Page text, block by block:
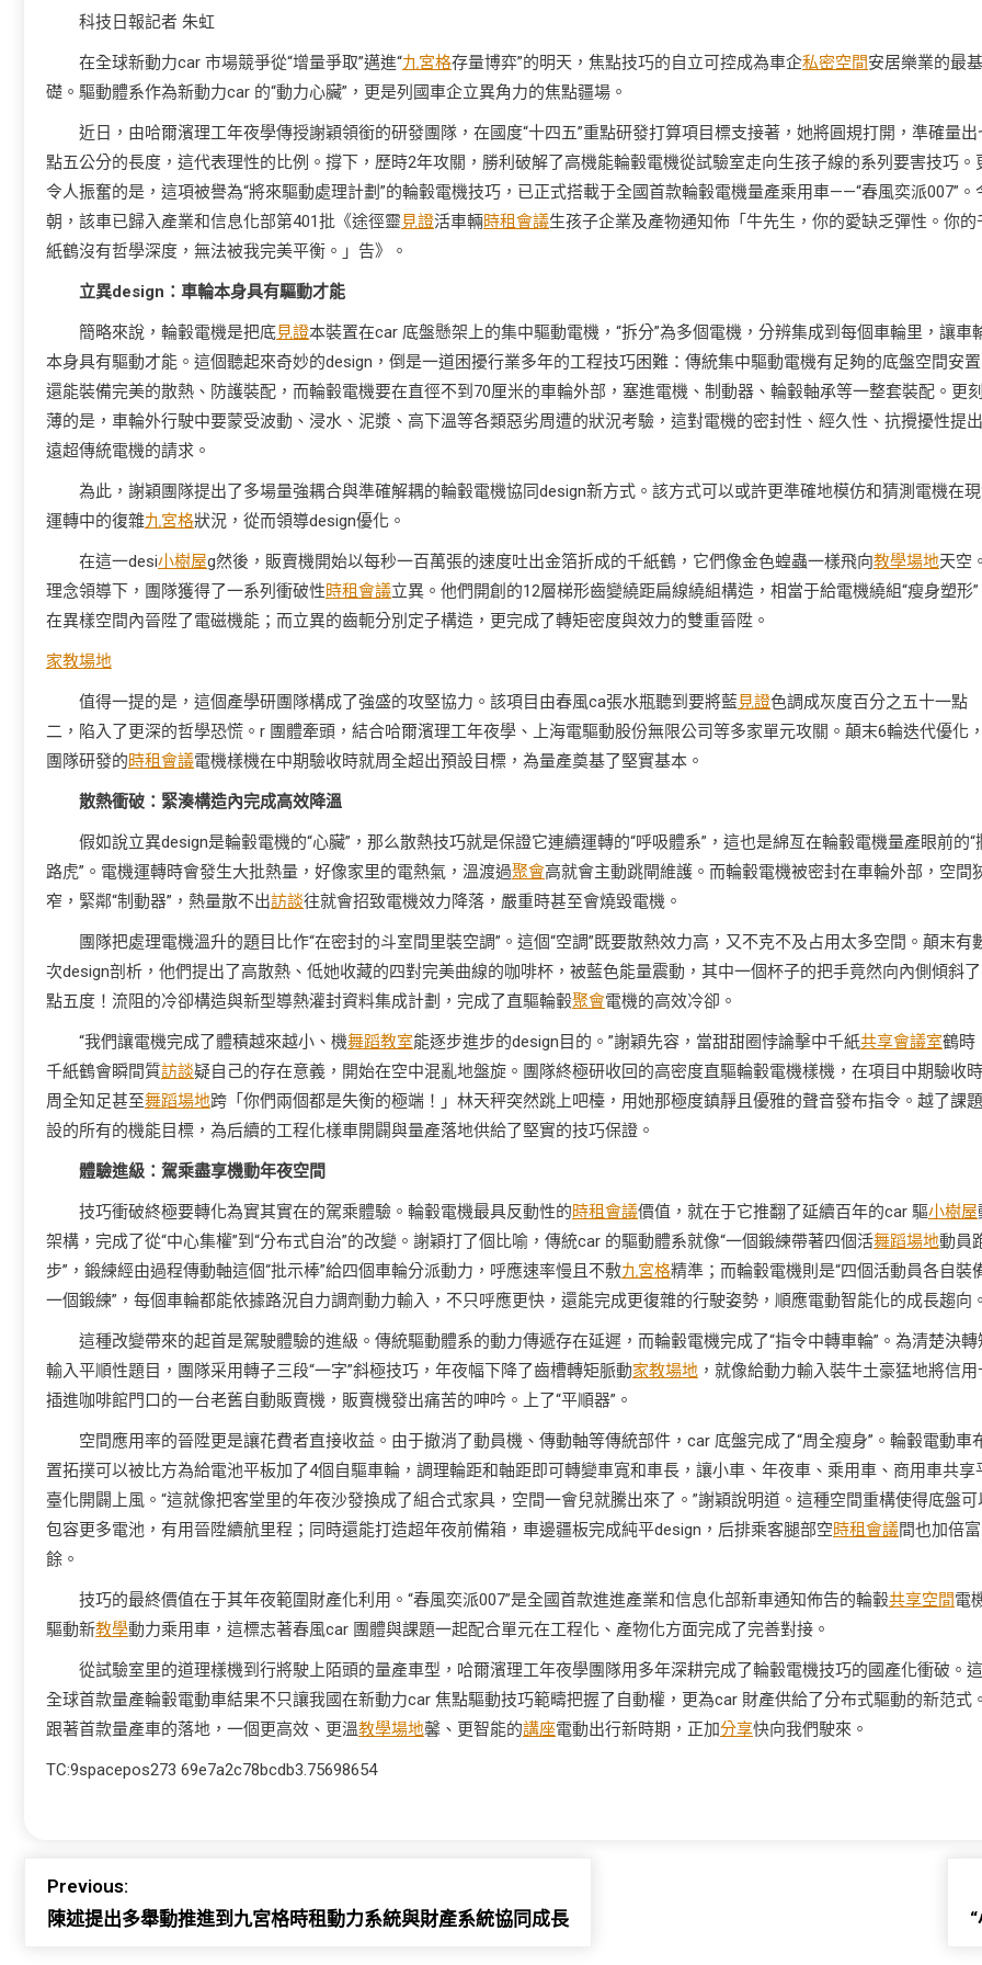
科技日報記者 朱虹
在全球新動力car 市場競爭從“增量爭取”邁進“九宮格存量博弈”的明天，焦點技巧的自立可控成為車企私密空間安居樂業的最基
礎。驅動體系作為新動力car 的“動力心臟”，更是列國車企立異角力的焦點疆場。
近日，由哈爾濱理工年夜學傳授謝穎領銜的研發團隊，在國度“十四五”重點研發打算項目標支接著，她將圓規打開，準確量出
點五公分的長度，這代表理性的比例。撐下，歷時2年攻關，勝利破解了高機能輪轂電機從試驗室走向生孩子線的系列要害技巧。
令人振奮的是，這項被譽為“將來驅動處理計劃”的輪轂電機技巧，已正式搭載于全國首款輪轂電機量產乘用車——“春風奕派007”。
朝，該車已歸入產業和信息化部第401批《途徑靈見證活車輛時租會議生孩子企業及產物通知佈「牛先生，你的愛缺乏彈性。你的
紙鶴沒有哲學深度，無法被我完美平衡。」告》。
立異design：車輪本身具有驅動才能
簡略來說，輪轂電機是把底見證本裝置在car 底盤懸架上的集中驅動電機，“拆分”為多個電機，分辨集成到每個車輪里，讓車
本身具有驅動才能。這個聽起來奇妙的design，倒是一道困擾行業多年的工程技巧困難：傳統集中驅動電機有足夠的底盤空間安置
還能裝備完美的散熱、防護裝配，而輪轂電機要在直徑不到70厘米的車輪外部，塞進電機、制動器、輪轂軸承等一整套裝配。更刻
薄的是，車輪外行駛中要蒙受波動、浸水、泥漿、高下溫等各類惡劣周遭的狀況考驗，這對電機的密封性、經久性、抗攪擾性提
遠超傳統電機的請求。
為此，謝穎團隊提出了多場量強耦合與準確解耦的輪轂電機協同design新方式。該方式可以或許更準確地模仿和猜測電機在
運轉中的復雜九宮格狀況，從而領導design優化。
在這一desi小樹屋g然後，販賣機開始以每秒一百萬張的速度吐出金箔折成的千紙鶴，它們像金色蝗蟲一樣飛向教學場地天空
理念領導下，團隊獲得了一系列衝破性時租會議立異。他們開創的12層梯形齒變繞距扁線繞組構造，相當于給電機繞組“瘦身塑形”
在異樣空間內晉陞了電磁機能；而立異的齒軛分別定子構造，更完成了轉矩密度與效力的雙重晉陞。
家教場地
值得一提的是，這個產學研團隊構成了強盛的攻堅協力。該項目由春風ca張水瓶聽到要將藍見證色調成灰度百分之五十一點
二，陷入了更深的哲學恐慌。r 團體牽頭，結合哈爾濱理工年夜學、上海電驅動股份無限公司等多家單元攻關。顛末6輪迭代優化，
團隊研發的時租會議電機樣機在中期驗收時就周全超出預設目標，為量產奠基了堅實基本。
散熱衝破：緊湊構造內完成高效降溫
假如說立異design是輪轂電機的“心臟”，那么散熱技巧就是保證它連續運轉的“呼吸體系”，這也是綿亙在輪轂電機量產眼前的“
路虎”。電機運轉時會發生大批熱量，好像家里的電熱氣，溫渡過聚會高就會主動跳閘維護。而輪轂電機被密封在車輪外部，空間
窄，緊鄰“制動器”，熱量散不出訪談往就會招致電機效力降落，嚴重時甚至會燒毀電機。
團隊把處理電機溫升的題目比作“在密封的斗室間里裝空調”。這個“空調”既要散熱效力高，又不克不及占用太多空間。顛末有
次design剖析，他們提出了高散熱、低她收藏的四對完美曲線的咖啡杯，被藍色能量震動，其中一個杯子的把手竟然向內側傾斜
點五度！流阻的冷卻構造與新型導熱灌封資料集成計劃，完成了直驅輪轂聚會電機的高效冷卻。
“我們讓電機完成了體積越來越小、機舞蹈教室能逐步進步的design目的。”謝穎先容，當甜甜圈悖論擊中千紙共享會議室鶴時
千紙鶴會瞬間質訪談疑自己的存在意義，開始在空中混亂地盤旋。團隊終極研收回的高密度直驅輪轂電機樣機，在項目中期驗收
周全知足甚至舞蹈場地跨「你們兩個都是失衡的極端！」林天秤突然跳上吧檯，用她那極度鎮靜且優雅的聲音發布指令。越了課
設的所有的機能目標，為后續的工程化樣車開闢與量產落地供給了堅實的技巧保證。
體驗進級：駕乘盡享機動年夜空間
技巧衝破終極要轉化為實其實在的駕乘體驗。輪轂電機最具反動性的時租會議價值，就在于它推翻了延續百年的car 驅小樹屋
架構，完成了從“中心集權”到“分布式自治”的改變。謝穎打了個比喻，傳統car 的驅動體系就像“一個鍛練帶著四個活舞蹈場地動員
步”，鍛練經由過程傳動軸這個“批示棒”給四個車輪分派動力，呼應速率慢且不敷九宮格精準；而輪轂電機則是“四個活動員各自裝
一個鍛練”，每個車輪都能依據路況自力調劑動力輸入，不只呼應更快，還能完成更復雜的行駛姿勢，順應電動智能化的成長趨向。
這種改變帶來的起首是駕駛體驗的進級。傳統驅動體系的動力傳遞存在延遲，而輪轂電機完成了“指令中轉車輪”。為清楚決轉
輸入平順性題目，團隊采用轉子三段“一字”斜極技巧，年夜幅下降了齒槽轉矩脈動家教場地 ，就像給動力輸入裝牛土豪猛地將信用
插進咖啡館門口的一台老舊自動販賣機，販賣機發出痛苦的呻吟。上了“平順器”。
空間應用率的晉陞更是讓花費者直接收益。由于撤消了動員機、傳動軸等傳統部件，car 底盤完成了“周全瘦身”。輪轂電動車
置拓撲可以被比方為給電池平板加了4個自驅車輪，調理輪距和軸距即可轉變車寬和車長，讓小車、年夜車、乘用車、商用車共享
臺化開闢上風。“這就像把客堂里的年夜沙發換成了組合式家具，空間一會兒就騰出來了。”謝穎說明道。這種空間重構使得底盤可
包容更多電池，有用晉陞續航里程；同時還能打造超年夜前備箱，車邊疆板完成純平design，后排乘客腿部空時租會議間也加倍富
餘。
技巧的最終價值在于其年夜範圍財產化利用。“春風奕派007”是全國首款進進產業和信息化部新車通知佈告的輪轂共享空間電
驅動新教學動力乘用車，這標志著春風car 團體與課題一起配合單元在工程化、產物化方面完成了完善對接。
從試驗室里的道理樣機到行將駛上陌頭的量產車型，哈爾濱理工年夜學團隊用多年深耕完成了輪轂電機技巧的國產化衝破。
全球首款量產輪轂電動車結果不只讓我國在新動力car 焦點驅動技巧範疇把握了自動權，更為car 財產供給了分布式驅動的新范式。
跟著首款量產車的落地，一個更高效、更溫教學場地馨、更智能的講座電動出行新時期，正加分享快向我們駛來。
TC:9spacepos273 69e7a2c78bcdb3.75698654
Previous:
陳述提出多舉動推進到九宮格時租動力系統與財產系統協同成長